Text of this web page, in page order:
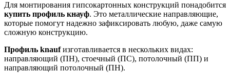
Для монтирования гипсокартонных конструкций понадобится
купить профиль кнауф. Это металлические направляющие,
которые помогут надежно зафиксировать любую, даже самую
сложную конструкцию.
Профиль knaufизготавливается в нескольких видах:
направляющий (ПН), стоечный (ПС), потолочный (ПП) и
направляющий потолочный (ПН).